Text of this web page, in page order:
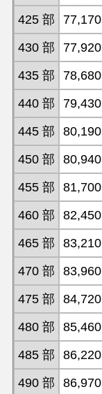
425 部
77,170
430 部
77,920
435 部
78,680
440 部
79,430
445 部
80,190
450 部
80,940
455 部
81,700
460 部
82,450
465 部
83,210
470 部
83,960
475 部
84,720
480 部
85,460
485 部
86,220
490 部
86,970